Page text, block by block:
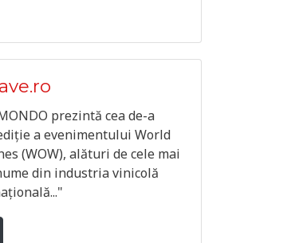
prezintă cea de-a
a evenimentului World
(WOW), alături de cele mai
din industria vinicolă